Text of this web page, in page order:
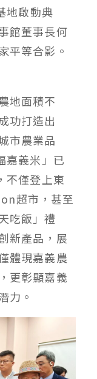
地啟動典
館董事長何
平等合影。
地面積不
功打造出
市農業品
嘉義米」已
不僅登上東
超市，甚至
吃飯」禮
新產品，展
體現嘉義農
更彰顯嘉義
力。